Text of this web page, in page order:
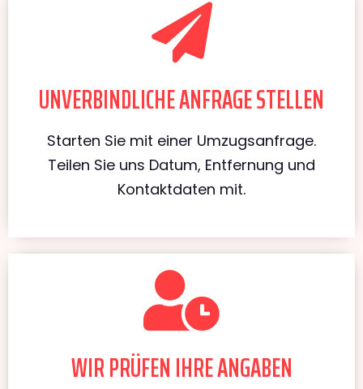
UNVERBINDLICHE ANFRAGE STELLEN
Starten Sie mit einer Umzugsanfrage.
Teilen Sie uns Datum, Entfernung und
Kontaktdaten mit.
WIR PRÜFEN IHRE ANGABEN